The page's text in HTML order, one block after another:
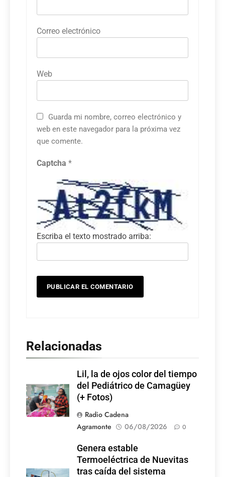
Correo electrónico
Web
Guarda mi nombre, correo electrónico y
web en este navegador para la próxima vez
que comente.
Captcha *
Escriba el texto mostrado arriba:
Relacionadas
Lil, la de ojos color del tiempo
del Pediátrico de Camagüey
(+ Fotos)
Radio Cadena
Agramonte
06/08/2026 0
Genera estable
Termoeléctrica de Nuevitas
tras caída del sistema